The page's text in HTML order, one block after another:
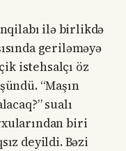
ilə birlikdə
geriləməyə
istehsalçı öz
“Maşın
sualı
biri
deyildi. Bəzi